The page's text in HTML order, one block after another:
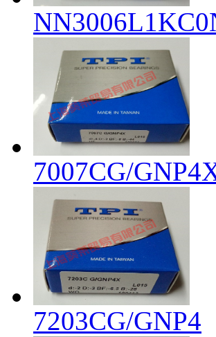
7007CG/
7203CG/GNP4